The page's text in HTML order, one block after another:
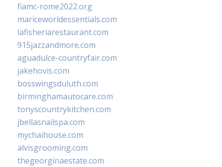
fiamc-rome2022.org
mariceworldessentials.com
lafisheriarestaurant.com
915jazzandmore.com
aguadulce-countryfair.com
jakehovis.com
bosswingsduluth.com
birminghamautocare.com
tonyscountrykitchen.com
jbellasnailspa.com
mychaihouse.com
alvisgrooming.com
thegeorginaestate.com